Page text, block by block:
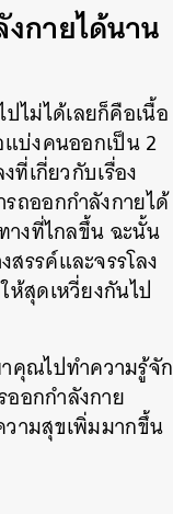
กายได้นาน
ไม่ได้เลยก็คือเนื้อ
บ่งคนออกเป็น 2
เกี่ยวกับเรื่อง
ถออกกำลังกายได้
างที่ไกลขึ้น ฉะนั้น
รรค์และจรรโลง
ห้สุดเหวี่ยงกันไป
คุณไปทำความรู้จัก
อกกำลังกาย
ามสุขเพิ่มมากขึ้น